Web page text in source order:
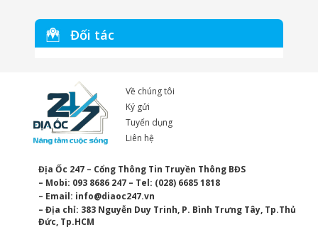
Đối tác
Về chúng tôi
Ký gửi
Tuyển dụng
Liên hệ
Địa Ốc 247 – Cổng Thông Tin Truyền Thông BĐS
– Mobi: 093 8686 247 – Tel: (028) 6685 1818
– Email: info@diaoc247.vn
– Địa chỉ: 383 Nguyễn Duy Trinh, P. Bình Trưng Tây, Tp.Thủ
Đức, Tp.HCM